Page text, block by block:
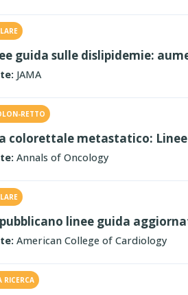
guida sulle dislipidemie:
JAMA
RETTO
colorettale metastatico:
Annals of Oncology
linee guida
American College of Cardiology
RICERCA